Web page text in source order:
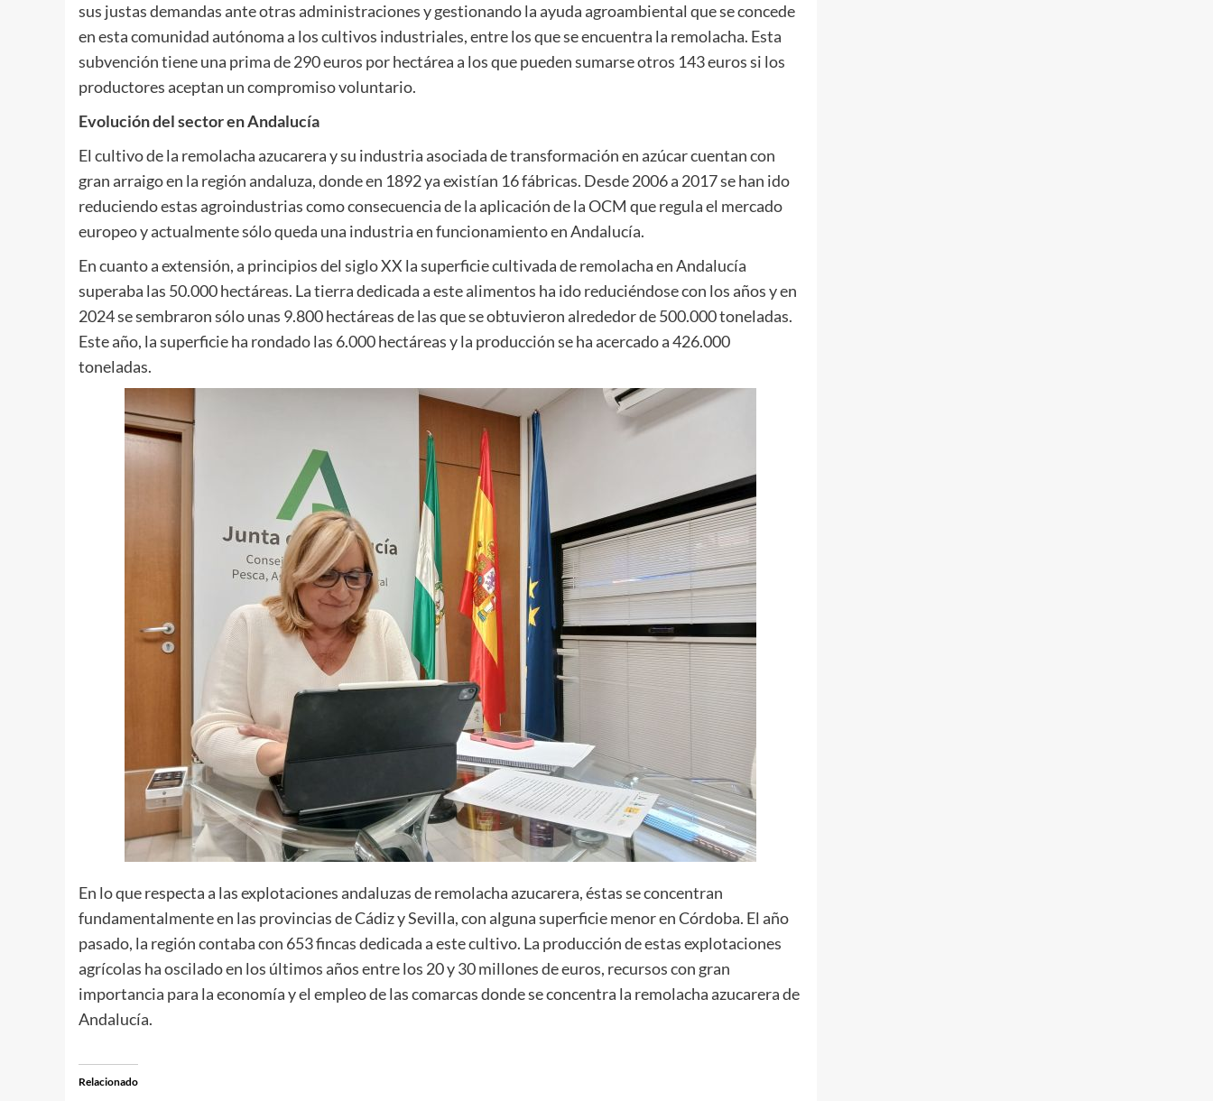
sus justas demandas ante otras administraciones y gestionando la ayuda agroambiental que se concede
en esta comunidad autónoma a los cultivos industriales, entre los que se encuentra la remolacha. Esta
subvención tiene una prima de 290 euros por hectárea a los que pueden sumarse otros 143 euros si los
productores aceptan un compromiso voluntario.
Evolución del sector en Andalucía
El cultivo de la remolacha azucarera y su industria asociada de transformación en azúcar cuentan con
gran arraigo en la región andaluza, donde en 1892 ya existían 16 fábricas. Desde 2006 a 2017 se han ido
reduciendo estas agroindustrias como consecuencia de la aplicación de la OCM que regula el mercado
europeo y actualmente sólo queda una industria en funcionamiento en Andalucía.
En cuanto a extensión, a principios del siglo XX la superficie cultivada de remolacha en Andalucía
superaba las 50.000 hectáreas. La tierra dedicada a este alimentos ha ido reduciéndose con los años y en
2024 se sembraron sólo unas 9.800 hectáreas de las que se obtuvieron alrededor de 500.000 toneladas.
Este año, la superficie ha rondado las 6.000 hectáreas y la producción se ha acercado a 426.000
toneladas.
En lo que respecta a las explotaciones andaluzas de remolacha azucarera, éstas se concentran
fundamentalmente en las provincias de Cádiz y Sevilla, con alguna superficie menor en Córdoba. El año
pasado, la región contaba con 653 fincas dedicada a este cultivo. La producción de estas explotaciones
agrícolas ha oscilado en los últimos años entre los 20 y 30 millones de euros, recursos con gran
importancia para la economía y el empleo de las comarcas donde se concentra la remolacha azucarera de
Andalucía.
Relacionado